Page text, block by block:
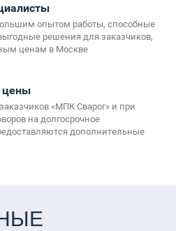
опытом работы, способные
решения для заказчиков,
ценам в Москве
цены
«МПК Сварог» и при
на долгосрочное
дополнительные